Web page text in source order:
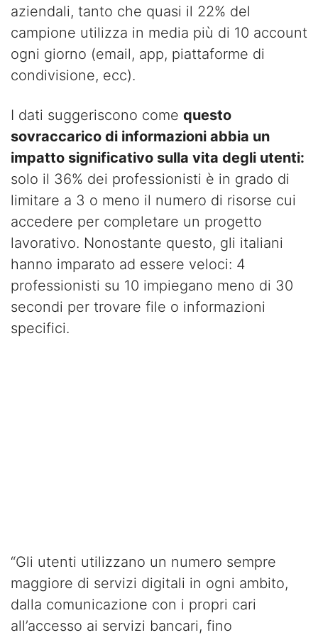
aziendali, tanto che quasi il 22% del
campione utilizza in media più di 10 account
ogni giorno (email, app, piattaforme di
condivisione, ecc).
I dati suggeriscono come questo
sovraccarico di informazioni abbia un
impatto significativo sulla vita degli utenti:
solo il 36% dei professionisti è in grado di
limitare a 3 o meno il numero di risorse cui
accedere per completare un progetto
lavorativo. Nonostante questo, gli italiani
hanno imparato ad essere veloci: 4
professionisti su 10 impiegano meno di 30
secondi per trovare file o informazioni
specifici.
“Gli utenti utilizzano un numero sempre
maggiore di servizi digitali in ogni ambito,
dalla comunicazione con i propri cari
all’accesso ai servizi bancari, fino